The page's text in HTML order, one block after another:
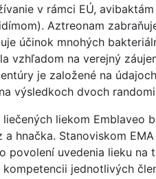
v rámci EÚ,
Aztreonam
účinok mnohých
vzhľadom na verejný
je založené na
výsledkoch dvoch
liekom Emblaveo
hnačka. Stanoviskom
povolení uvedenia lieku na
jednotlivých